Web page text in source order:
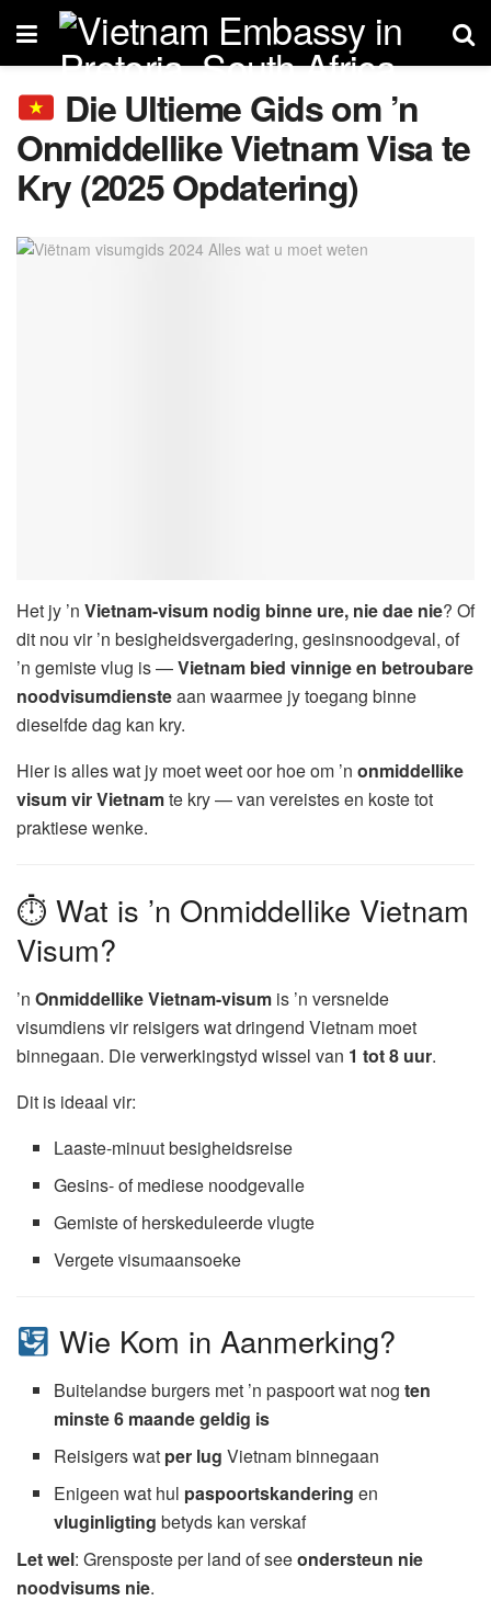
Die Ultieme Gids om ’n
Onmiddellike Vietnam Visa te
Kry (2025 Opdatering)
Het jy ’n Vietnam-visum nodig binne ure, nie dae nie? Of
dit nou vir ’n besigheidsvergadering, gesinsnoodgeval, of
’n gemiste vlug is —Vietnam bied vinnige en betroubare
noodvisumdiensteaan waarmee jy toegang binne
dieselfde dag kan kry.
Hier is alles wat jy moet weet oor hoe om ’n onmiddellike
visum vir Vietnamte kry — van vereistes en koste tot
praktiese wenke.
⏱ Wat is ’n Onmiddellike Vietnam
Visum?
’n Onmiddellike Vietnam-visum is ’n versnelde
visumdiens vir reisigers wat dringend Vietnam moet
binnegaan. Die verwerkingstyd wissel van 1 tot 8 uur.
Dit is ideaal vir:
Laaste-minuut besigheidsreise
Gesins- of mediese noodgevalle
Gemiste of herskeduleerde vlugte
Vergete visumaansoeke
Wie Kom in Aanmerking?
Buitelandse burgers met ’n paspoort wat nogten
minste 6 maande geldig is
Reisigers wat per lug Vietnam binnegaan
Enigeen wat hul paspoortskandering en
vluginligting betyds kan verskaf
Let wel: Grensposte per land of seeondersteun nie
noodvisums nie.